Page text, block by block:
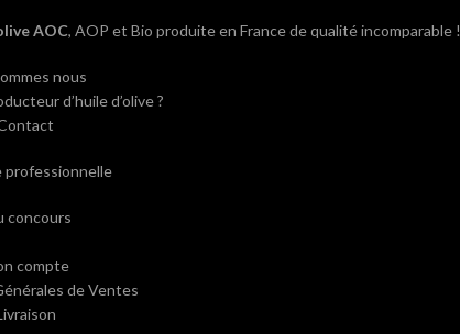
AOC, AOP et Bio produite en France de qualité incomparable !
nous
d’huile d’olive ?
professionnelle
concours
compte
de Ventes